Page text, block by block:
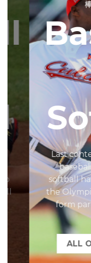
Last
softball
the
form
ALL